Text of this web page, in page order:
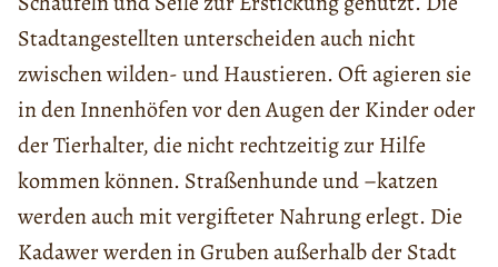
Stadtangestellten unterscheiden auch nicht
zwischen wilden- und Haustieren. Oft agieren sie
in den Innenhöfen vor den Augen der Kinder oder
der Tierhalter, die nicht rechtzeitig zur Hilfe
kommen können. Straßenhunde und –katzen
werden auch mit vergifteter Nahrung erlegt. Die
Kadawer werden in Gruben außerhalb der Stadt